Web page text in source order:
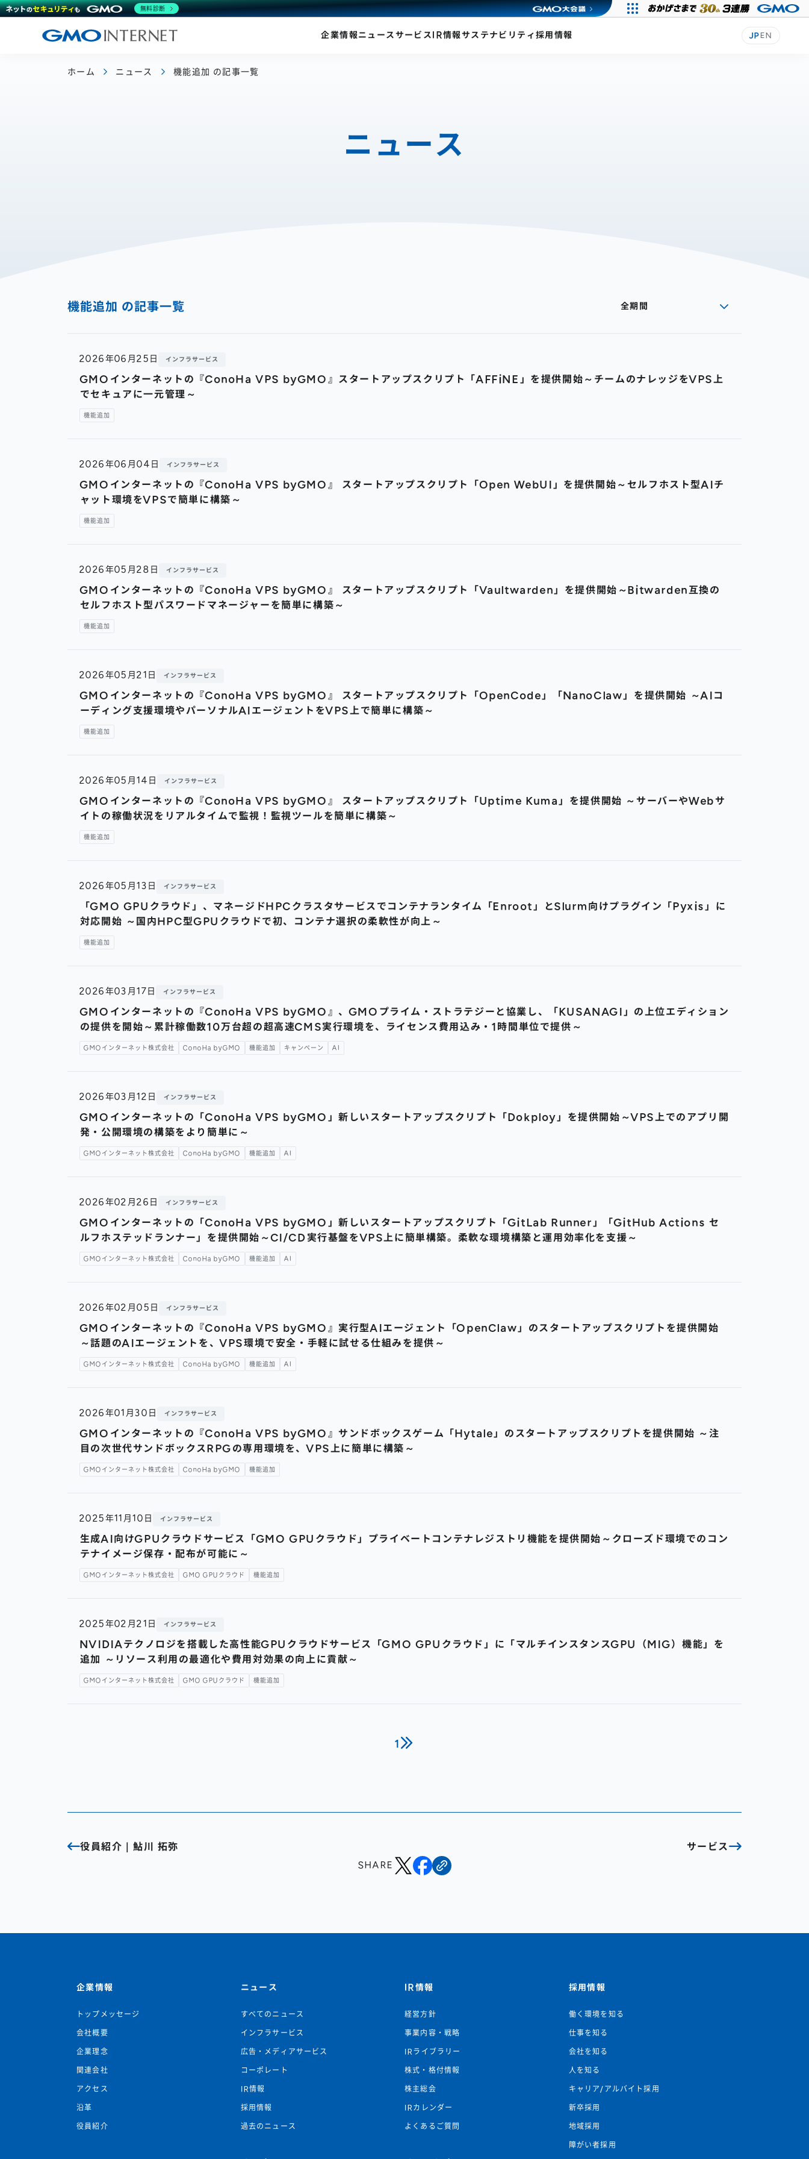
企業情報ニュースサービス IR情報サステナビリティ採用情報 JPEN
ホーム ニュース 機能追加 の記事一覧
ニュース
機能追加 の記事一覧 全期間
2026年06月25日 インフラサービス
GMOインターネットの『ConoHa VPS byGMO』スタートアップスクリプト「AFFiNE」を提供開始～チームのナレッジをVPS上
でセキュアに一元管理～
機能追加
2026年06月04日 インフラサービス
GMOインターネットの『ConoHa VPS byGMO』 スタートアップスクリプト「Open WebUI」を提供開始～セルフホスト型AIチ
ャット環境をVPSで簡単に構築～
機能追加
2026年05月28日 インフラサービス
GMOインターネットの『ConoHa VPS byGMO』 スタートアップスクリプト「Vaultwarden」を提供開始～Bitwarden互換の
セルフホスト型パスワードマネージャーを簡単に構築～
機能追加
2026年05月21日 インフラサービス
GMOインターネットの『ConoHa VPS byGMO』 スタートアップスクリプト「OpenCode」「NanoClaw」を提供開始 ～AIコ
ーディング支援環境やパーソナルAIエージェントをVPS上で簡単に構築～
機能追加
2026年05月14日 インフラサービス
GMOインターネットの『ConoHa VPS byGMO』 スタートアップスクリプト「Uptime Kuma」を提供開始 ～サーバーやWebサ
イトの稼働状況をリアルタイムで監視！監視ツールを簡単に構築～
機能追加
2026年05月13日 インフラサービス
「GMO GPUクラウド」、マネージドHPCクラスタサービスでコンテナランタイム「Enroot」とSlurm向けプラグイン「Pyxis」に
対応開始 ～国内HPC型GPUクラウドで初、コンテナ選択の柔軟性が向上～
機能追加
2026年03月17日 インフラサービス
GMOインターネットの『ConoHa VPS byGMO』、GMOプライム・ストラテジーと協業し、「KUSANAGI」の上位エディション
の提供を開始～累計稼働数10万台超の超高速CMS実行環境を、ライセンス費用込み・1時間単位で提供～
GMOインターネット株式会社 ConoHa byGMO 機能追加 キャンペーン AI
2026年03月12日 インフラサービス
GMOインターネットの「ConoHa VPS byGMO」新しいスタートアップスクリプト「Dokploy」を提供開始～VPS上でのアプリ開
発・公開環境の構築をより簡単に～
GMOインターネット株式会社 ConoHa byGMO 機能追加 AI
2026年02月26日 インフラサービス
GMOインターネットの「ConoHa VPS byGMO」新しいスタートアップスクリプト「GitLab Runner」「GitHub Actions セ
ルフホステッドランナー」を提供開始～CI/CD実行基盤をVPS上に簡単構築。柔軟な環境構築と運用効率化を支援～
GMOインターネット株式会社 ConoHa byGMO 機能追加 AI
2026年02月05日 インフラサービス
GMOインターネットの『ConoHa VPS byGMO』実行型AIエージェント「OpenClaw」のスタートアップスクリプトを提供開始
～話題のAIエージェントを、VPS環境で安全・手軽に試せる仕組みを提供～
GMOインターネット株式会社 ConoHa byGMO 機能追加 AI
2026年01月30日 インフラサービス
GMOインターネットの『ConoHa VPS byGMO』サンドボックスゲーム「Hytale」のスタートアップスクリプトを提供開始 ～注
目の次世代サンドボックスRPGの専用環境を、VPS上に簡単に構築～
GMOインターネット株式会社 ConoHa byGMO 機能追加
2025年11月10日 インフラサービス
生成AI向けGPUクラウドサービス「GMO GPUクラウド」プライベートコンテナレジストリ機能を提供開始～クローズド環境でのコン
テナイメージ保存・配布が可能に～
GMOインターネット株式会社 GMO GPUクラウド 機能追加
2025年02月21日 インフラサービス
NVIDIAテクノロジを搭載した高性能GPUクラウドサービス「GMO GPUクラウド」に「マルチインスタンスGPU（MIG）機能」を
追加 ～リソース利用の最適化や費用対効果の向上に貢献～
GMOインターネット株式会社 GMO GPUクラウド 機能追加
1
役員紹介｜鮎川 拓弥 サービス
SHARE
企業情報
トップメッセージ
会社概要
企業理念
関連会社
アクセス
沿革
役員紹介
ニュース
すべてのニュース
インフラサービス
広告・メディアサービス
コーポレート
IR情報
採用情報
過去のニュース
IR情報
経営方針
事業内容・戦略
IRライブラリー
株式・格付情報
株主総会
IRカレンダー
よくあるご質問
採用情報
働く環境を知る
仕事を知る
会社を知る
人を知る
キャリア/アルバイト採用
新卒採用
地域採用
障がい者採用
無料診断